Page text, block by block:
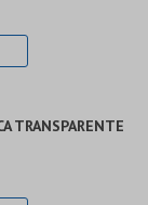
TRANSPARENTE